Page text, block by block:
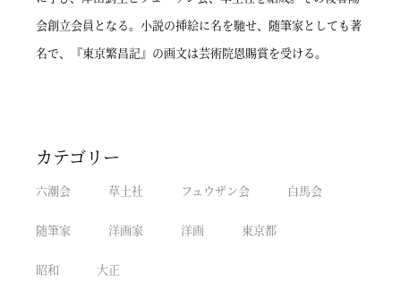
会創立会員となる。小説の挿絵に名を馳せ、随筆家としても著
名で、『東京繁昌記』の画文は芸術院恩賜賞を受ける。
カテゴリー
六潮会 草土社 フュウザン会 白馬会
随筆家 洋画家 洋画 東京都
昭和 大正